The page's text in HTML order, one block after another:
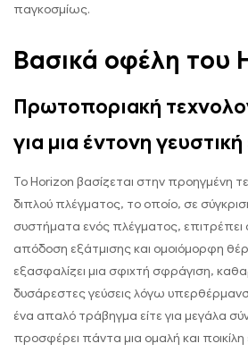
παγκοσμίως.
Βασικά οφέλη του
Πρωτοποριακή
για μια έντονη γευστική
Το Horizon βασίζεται στην προηγμένη
διπλού πλέγματος, το οποίο, σε
συστήματα ενός πλέγματος, επιτρέπει
απόδοση εξάτμισης και ομοιόμορφη
εξασφαλίζει μια σφιχτή σφράγιση,
δυσάρεστες γεύσεις λόγω
ένα απαλό τράβηγμα είτε για μεγάλα
προσφέρει πάντα μια ομαλή και